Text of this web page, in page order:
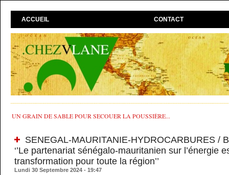
ACCUEIL CONTACT
UN GRAIN DE SABLE POUR SECOUER LA POUSSIÈRE...
SENEGAL-MAURITANIE-HYDROCARBURES /
‘’Le partenariat sénégalo-mauritanien sur l’énergie
transformation pour toute la région’’
Lundi 30 Septembre 2024 - 19:47